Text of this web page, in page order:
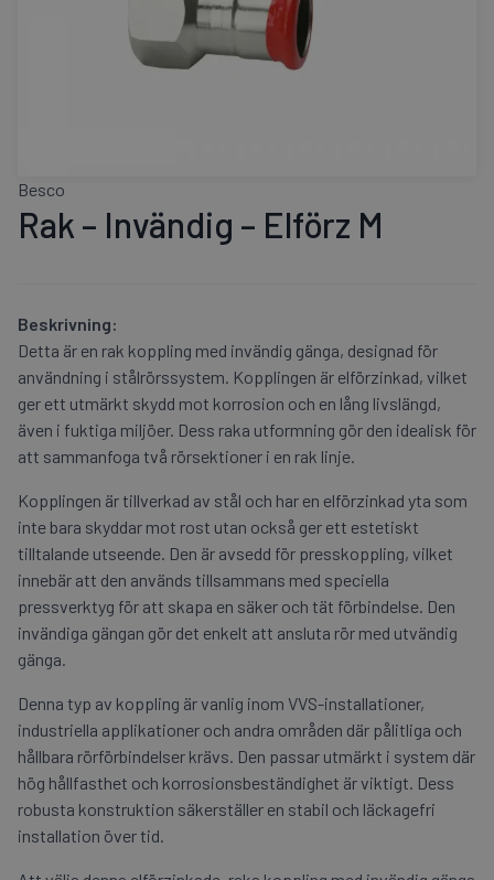
Besco
Rak – Invändig – Elförz M
Beskrivning:
Detta är en rak koppling med invändig gänga, designad för
användning i stålrörssystem. Kopplingen är elförzinkad, vilket
ger ett utmärkt skydd mot korrosion och en lång livslängd,
även i fuktiga miljöer. Dess raka utformning gör den idealisk för
att sammanfoga två rörsektioner i en rak linje.
Kopplingen är tillverkad av stål och har en elförzinkad yta som
inte bara skyddar mot rost utan också ger ett estetiskt
tilltalande utseende. Den är avsedd för presskoppling, vilket
innebär att den används tillsammans med speciella
pressverktyg för att skapa en säker och tät förbindelse. Den
invändiga gängan gör det enkelt att ansluta rör med utvändig
gänga.
Denna typ av koppling är vanlig inom VVS-installationer,
industriella applikationer och andra områden där pålitliga och
hållbara rörförbindelser krävs. Den passar utmärkt i system där
hög hållfasthet och korrosionsbeständighet är viktigt. Dess
robusta konstruktion säkerställer en stabil och läckagefri
installation över tid.